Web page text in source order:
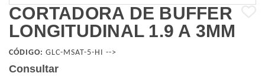
CORTADORA DE BUFFER
LONGITUDINAL 1.9 A 3MM
CÓDIGO: GLC-MSAT-5-HI -->
Consultar